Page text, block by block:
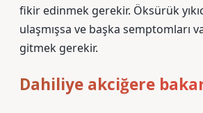
fikir edinmek gerekir. Öksürük
ulaşmışsa ve başka semptomları
gitmek gerekir.
Dahiliye akciğere